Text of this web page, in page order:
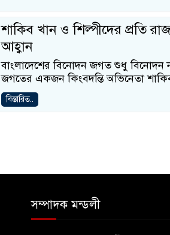
শাকিব খান ও শিল্পীদের প্রতি
আহ্বান
বাংলাদেশের বিনোদন জগত শুধু বিনোদন
জগতের একজন কিংবদন্তি অভিনেতা
বিস্তারিত..
সম্পাদক মন্ডলী